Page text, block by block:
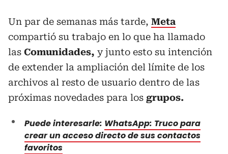
Un par de semanas más tarde, Meta
compartió su trabajo en lo que ha llamado
las Comunidades, y junto esto su intención
de extender la ampliación del límite de los
archivos al resto de usuario dentro de las
próximas novedades para los grupos.
Puede interesarle: WhatsApp: Truco para
crear un acceso directo de sus contactos
favoritos